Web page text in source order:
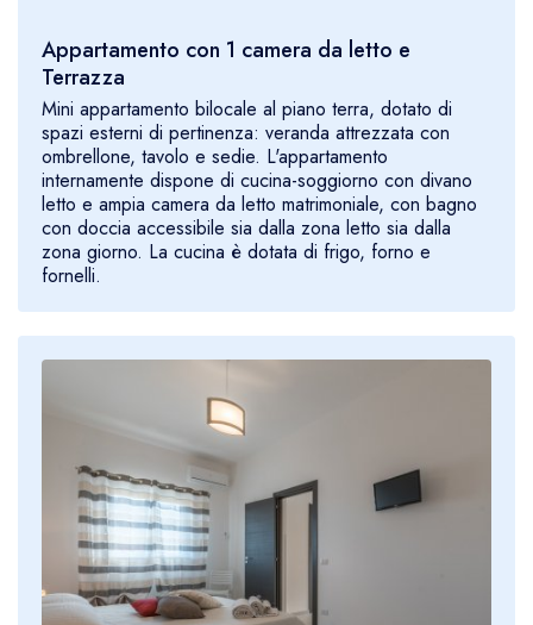
Appartamento con 1 camera da letto e
Terrazza
Mini appartamento bilocale al piano terra, dotato di
spazi esterni di pertinenza: veranda attrezzata con
ombrellone, tavolo e sedie. L'appartamento
internamente dispone di cucina-soggiorno con divano
letto e ampia camera da letto matrimoniale, con bagno
con doccia accessibile sia dalla zona letto sia dalla
zona giorno. La cucina è dotata di frigo, forno e
fornelli.